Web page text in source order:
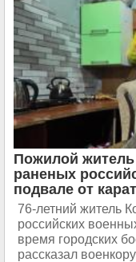
Пожилой житель
раненых
подвале от
76-летний житель
российских
время городских
рассказал